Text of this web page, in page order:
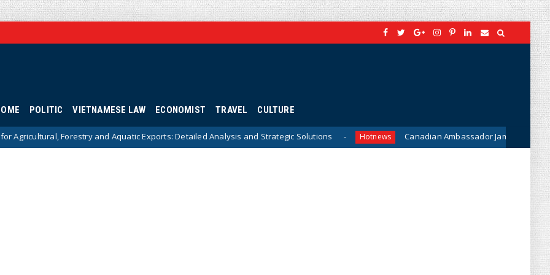
POLITIC VIETNAMESE LAW ECONOMIST TRAVEL CULTURE
and Aquatic Exports: Detailed Analysis and Strategic Solutions Hotnews Canadian Ambassador James Nickel Meets General